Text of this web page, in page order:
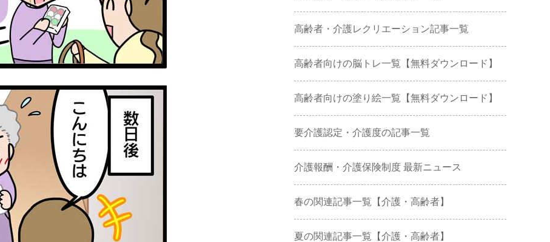
高齢者・介護レクリエーション記事一覧
高齢者向けの脳トレ一覧【無料ダウンロード】
高齢者向けの塗り絵一覧【無料ダウンロード】
要介護認定・介護度の記事一覧
介護報酬・介護保険制度 最新ニュース
春の関連記事一覧【介護・高齢者】
夏の関連記事一覧【介護・高齢者】